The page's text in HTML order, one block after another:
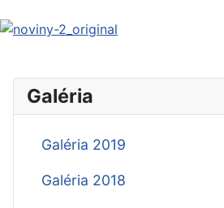
Galéria
Galéria 2019
Galéria 2018